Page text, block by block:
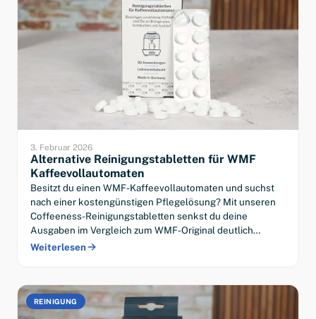
3. Februar 2026
Alternative Reinigungstabletten für WMF
Kaffeevollautomaten
Besitzt du einen WMF-Kaffeevollautomaten und suchst
nach einer kostengünstigen Pflegelösung? Mit unseren
Coffeeness-Reinigungstabletten senkst du deine
Ausgaben im Vergleich zum WMF-Original deutlich…
Weiterlesen
REINIGUNG